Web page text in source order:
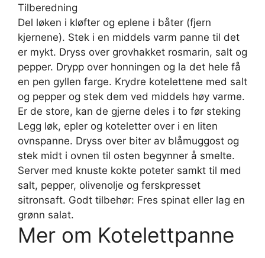
Tilberedning
Del løken i kløfter og eplene i båter (fjern
kjernene). Stek i en middels varm panne til det
er mykt. Dryss over grovhakket rosmarin, salt og
pepper. Drypp over honningen og la det hele få
en pen gyllen farge. Krydre kotelettene med salt
og pepper og stek dem ved middels høy varme.
Er de store, kan de gjerne deles i to før steking
Legg løk, epler og koteletter over i en liten
ovnspanne. Dryss over biter av blåmuggost og
stek midt i ovnen til osten begynner å smelte.
Server med knuste kokte poteter samkt til med
salt, pepper, olivenolje og ferskpresset
sitronsaft. Godt tilbehør: Fres spinat eller lag en
grønn salat.
Mer om Kotelettpanne